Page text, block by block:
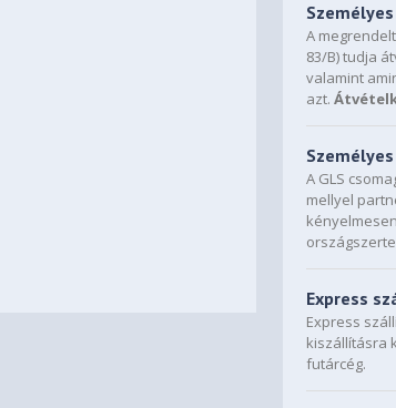
A
83/B) tudja
valamint
azt.
A GLS
mellyel
Express
Express
kiszállításra
futárcég.